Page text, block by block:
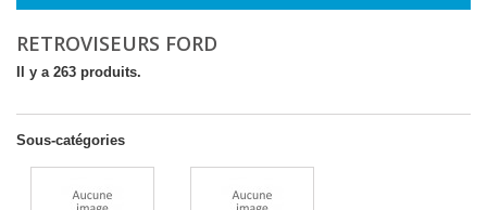
RETROVISEURS FORD
Il y a 263 produits.
Sous-catégories